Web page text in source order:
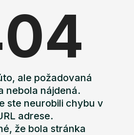
ale požadovaná
nebola nájdená.
ste neurobili chybu v
adrese.
že bola stránka